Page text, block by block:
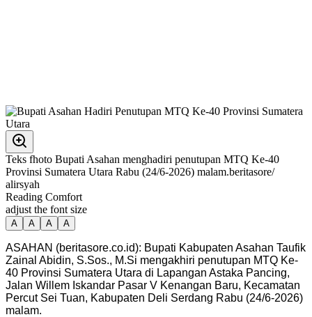
Teks fhoto Bupati Asahan menghadiri penutupan MTQ Ke-40
Provinsi Sumatera Utara Rabu (24/6-2026) malam.beritasore/
alirsyah
Reading Comfort
adjust the font size
A A A A
ASAHAN (beritasore.co.id): Bupati Kabupaten Asahan Taufik
Zainal Abidin, S.Sos., M.Si mengakhiri penutupan MTQ Ke-
40 Provinsi Sumatera Utara di Lapangan Astaka Pancing,
Jalan Willem Iskandar Pasar V Kenangan Baru, Kecamatan
Percut Sei Tuan, Kabupaten Deli Serdang Rabu (24/6-2026)
malam.